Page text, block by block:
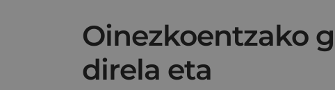
Oinezkoentzako
direla eta